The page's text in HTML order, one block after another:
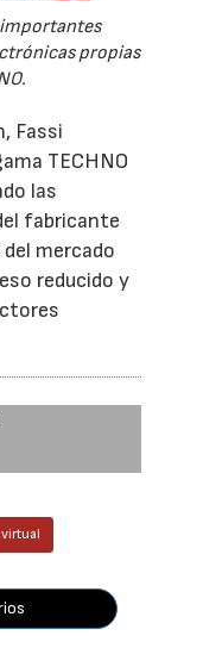
propias
Fassi
TECHNO
las
fabricante
mercado
reducido y